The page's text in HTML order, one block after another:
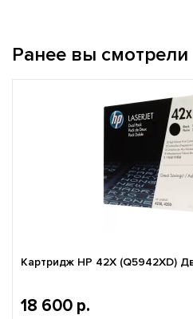
Ранее вы смотрели
Картридж HP 42X (Q5942XD)
18 600 р.